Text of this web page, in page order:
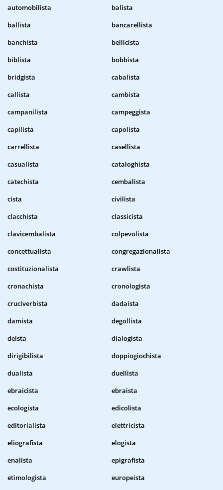
automobilista
balista
ballista
bancarellista
banchista
bellicista
biblista
bobbista
bridgista
cabalista
callista
cambista
campanilista
campeggista
capilista
capolista
carrellista
casellista
casualista
cataloghista
catechista
cembalista
cista
civilista
clacchista
classicista
clavicembalista
colpevolista
concettualista
congregazionalista
costituzionalista
crawlista
cronachista
cronologista
cruciverbista
dadaista
damista
degollista
deista
dialogista
dirigibilista
doppiogiochista
dualista
duellista
ebraicista
ebraista
ecologista
edicolista
editorialista
elettricista
eliografista
elogista
enalista
epigrafista
etimologista
europeista